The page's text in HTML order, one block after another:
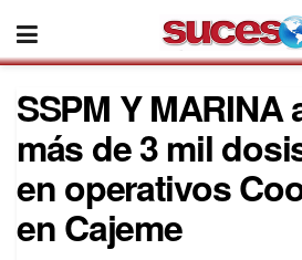
SSPM Y MARINA
más de 3 mil
en operativos
en Cajeme